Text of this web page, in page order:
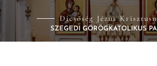
Dicsőség Jézus
SZEGEDI GÖRÖGKATOLIKUS